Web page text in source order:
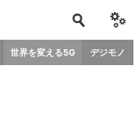
世界を変える5G デジモノ